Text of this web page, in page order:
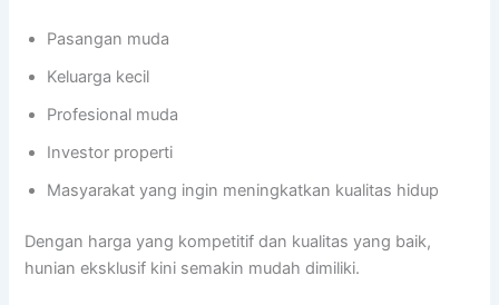
Pasangan muda
Keluarga kecil
Profesional muda
Investor properti
Masyarakat yang ingin meningkatkan kualitas hidup
Dengan harga yang kompetitif dan kualitas yang baik,
hunian eksklusif kini semakin mudah dimiliki.